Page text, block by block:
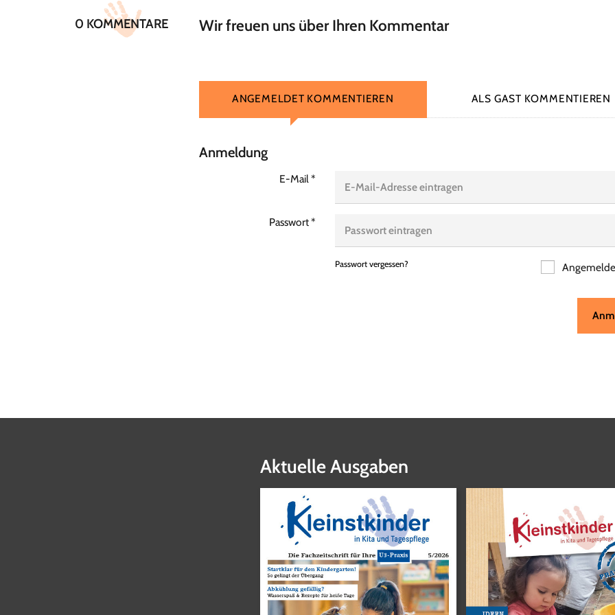
0 KOMMENTARE Wir freuen uns über Ihren Kommentar
ANGEMELDET KOMMENTIEREN ALS GAST KOMMENTIEREN
Anmeldung
E-Mail*
Passwort*
Passwort vergessen?
Aktuelle Ausgaben